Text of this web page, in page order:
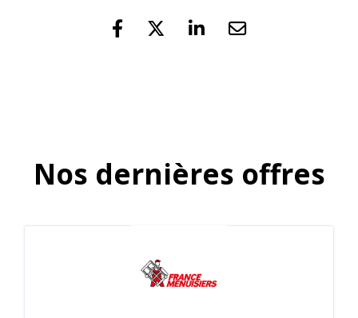
Nos dernières offres